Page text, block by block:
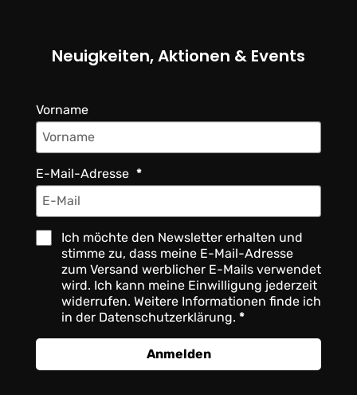
Neuigkeiten, Aktionen & Events
Vorname
E-Mail-Adresse
Ich möchte den Newsletter erhalten und
stimme zu, dass meine E-Mail-Adresse
zum Versand werblicher E-Mails verwendet
wird. Ich kann meine Einwilligung jederzeit
widerrufen. Weitere Informationen finde ich
in der Datenschutzerklärung.
Anmelden